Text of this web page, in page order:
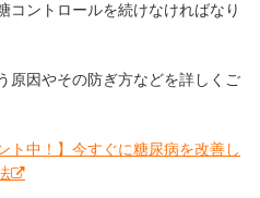
コントロールを続けなければなり
原因やその防ぎ方などを詳しくご
ト中！】今すぐに糖尿病を改善し